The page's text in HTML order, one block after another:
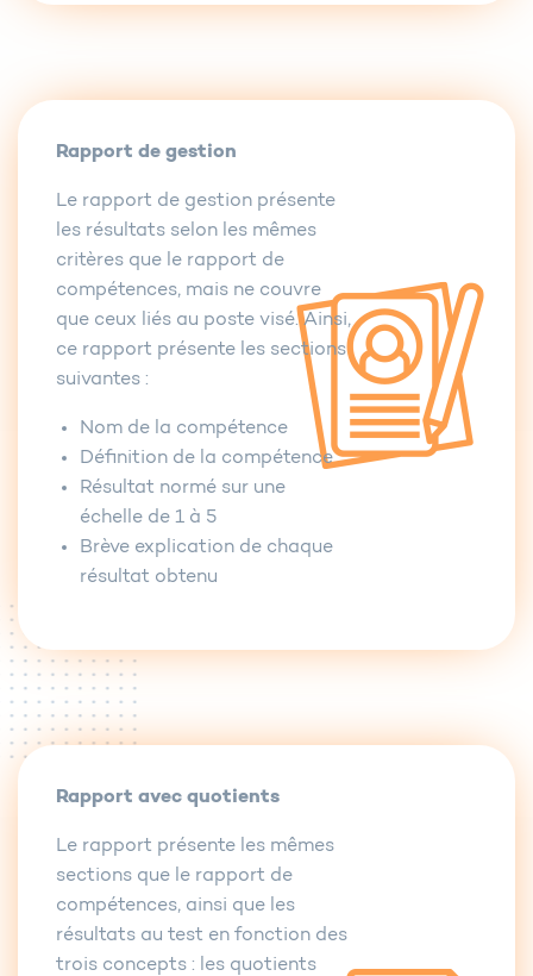
Rapport de gestion
Le rapport de gestion présente
les résultats selon les mêmes
critères que le rapport de
compétences, mais ne couvre
que ceux liés au poste visé. Ainsi,
ce rapport présente les sections
suivantes :
Nom de la compétence
Définition de la compétence
Résultat normé sur une
échelle de 1 à 5
Brève explication de chaque
résultat obtenu
Rapport avec quotients
Le rapport présente les mêmes
sections que le rapport de
compétences, ainsi que les
résultats au test en fonction des
trois concepts : les quotients